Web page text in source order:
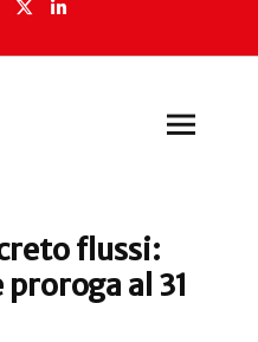
flussi:
al 31